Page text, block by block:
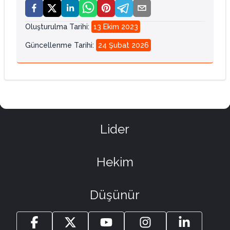
Oluşturulma Tarihi: 13 Ekim 2023
Güncellenme Tarihi: 24 Şubat 2026
Lider
Hekim
Düşünür